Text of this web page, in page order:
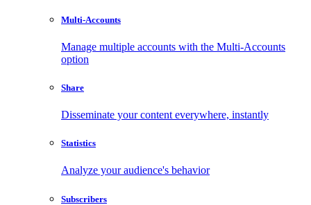
Multi-Accounts
Manage multiple accounts with the Multi-Accounts
option
Share
Disseminate your content everywhere, instantly
Statistics
Analyze your audience's behavior
Subscribers